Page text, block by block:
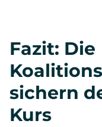
Fazit: Die
sichern
Kurs